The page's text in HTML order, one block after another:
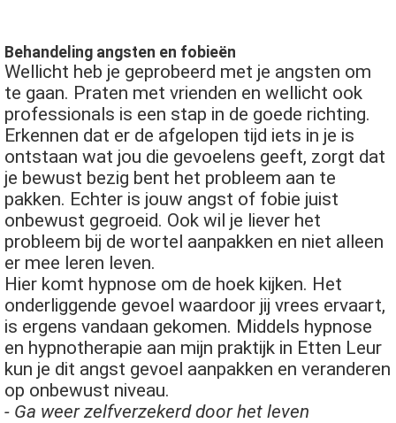
Behandeling angsten en fobieën
Wellicht heb je geprobeerd met je angsten om
te gaan. Praten met vrienden en wellicht ook
professionals is een stap in de goede richting.
Erkennen dat er de afgelopen tijd iets in je is
ontstaan wat jou die gevoelens geeft, zorgt dat
je bewust bezig bent het probleem aan te
pakken. Echter is jouw angst of fobie juist
onbewust gegroeid. Ook wil je liever het
probleem bij de wortel aanpakken en niet alleen
er mee leren leven.
Hier komt hypnose om de hoek kijken. Het
onderliggende gevoel waardoor jij vrees ervaart,
is ergens vandaan gekomen. Middels hypnose
en hypnotherapie aan mijn praktijk in Etten Leur
kun je dit angst gevoel aanpakken en veranderen
op onbewust niveau.
- Ga weer zelfverzekerd door het leven